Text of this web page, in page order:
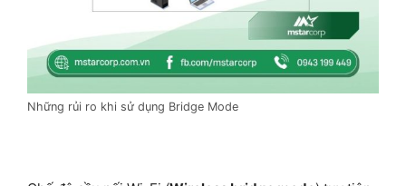
Những rủi ro khi sử dụng Bridge Mode